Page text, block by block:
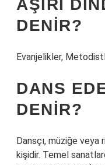
AŞIRI
DENIR?
Evanjelikler,
DANS
DENIR?
Dansçı, müziğe veya
kişidir. Temel